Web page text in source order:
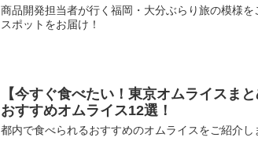
商品開発担当者が行く福岡・大分ぶらり旅の模様
スポットをお届け！
【今すぐ食べたい！東京オムライスま
おすすめオムライス12選！
都内で食べられるおすすめのオムライスをご紹介し